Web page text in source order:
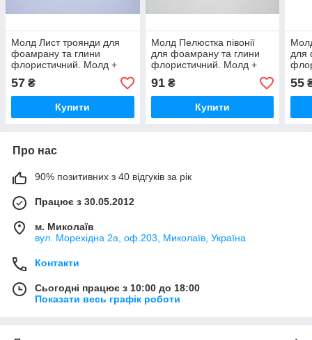
Молд Лист троянди для
фоамрану та глини
флористичний. Молд +
вайнер
57 ₴
Купити
Молд Пелюстка півонії
для фоамрану та глини
флористичний. Молд +
вайнер
91₴
Купити
для
55
Про нас
90% позитивних з 40 відгуків за рік
Працює з 30.05.2012
м. Миколаїв
вул. Морехідна 2а, оф.203, Миколаїв, Україна
Контакти
Сьогодні працює з 10:00 до 18:00
Показати весь графік роботи